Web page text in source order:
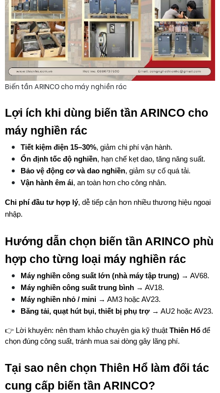
Biến tần ARINCO cho máy nghiền rác
Lợi ích khi dùng biến tần ARINCO cho
máy nghiền rác
Tiết kiệm điện 15–30%, giảm chi phí vận hành.
Ổn định tốc độ nghiền, hạn chế kẹt dao, tăng năng suất.
Bảo vệ động cơ và dao nghiền, giảm sự cố quá tải.
Vận hành êm ái, an toàn hơn cho công nhân.
Chi phí đầu tư hợp lý, dễ tiếp cận hơn nhiều thương hiệu ngoại
nhập.
Hướng dẫn chọn biến tần ARINCO phù
hợp cho từng loại máy nghiền rác
Máy nghiền công suất lớn (nhà máy tập trung) → AV68.
Máy nghiền công suất trung bình → AV18.
Máy nghiền nhỏ / mini → AM3 hoặc AV23.
Băng tải, quạt hút bụi, thiết bị phụ trợ → AU2 hoặc AV23.
👉 Lời khuyên: nên tham khảo chuyên gia kỹ thuật Thiên Hổ để
chọn đúng công suất, tránh mua sai dòng gây lãng phí.
Tại sao nên chọn Thiên Hổ làm đối tác
cung cấp biến tần ARINCO?